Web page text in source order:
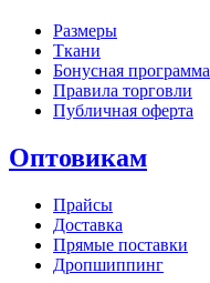
Размеры
Ткани
Бонусная программа
Правила торговли
Публичная оферта
Оптовикам
Прайсы
Доставка
Прямые поставки
Дропшиппинг